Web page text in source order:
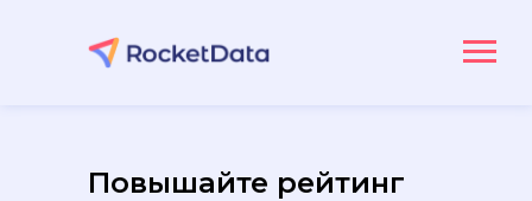
Повышайте рейтинг